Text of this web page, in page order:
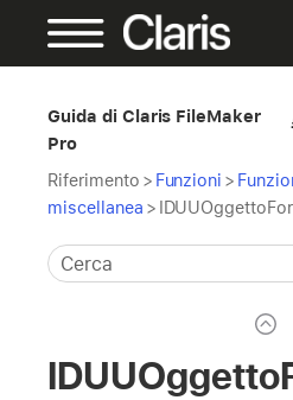
Guida di Claris FileMaker
Pro
Riferimento > Funzioni >
miscellanea >